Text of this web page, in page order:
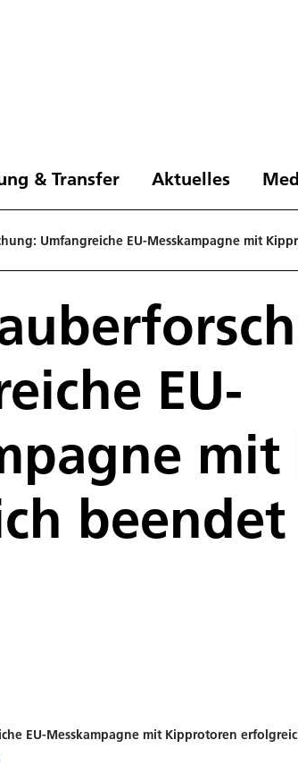
& Transfer Aktuelles
Umfangreiche EU-Messkampagne mit
EU-
beendet
EU-Messkampagne mit Kipprotoren